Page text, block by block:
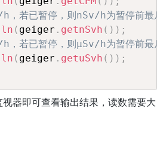
若已暂停，则nSv/h为暂停前最后
( geiger . getnSvh ( ) ) ;
若已暂停，则μSv/h为暂停前最后
( geiger . getuSvh ( ) ) ;
视器即可查看输出结果，读数需要大